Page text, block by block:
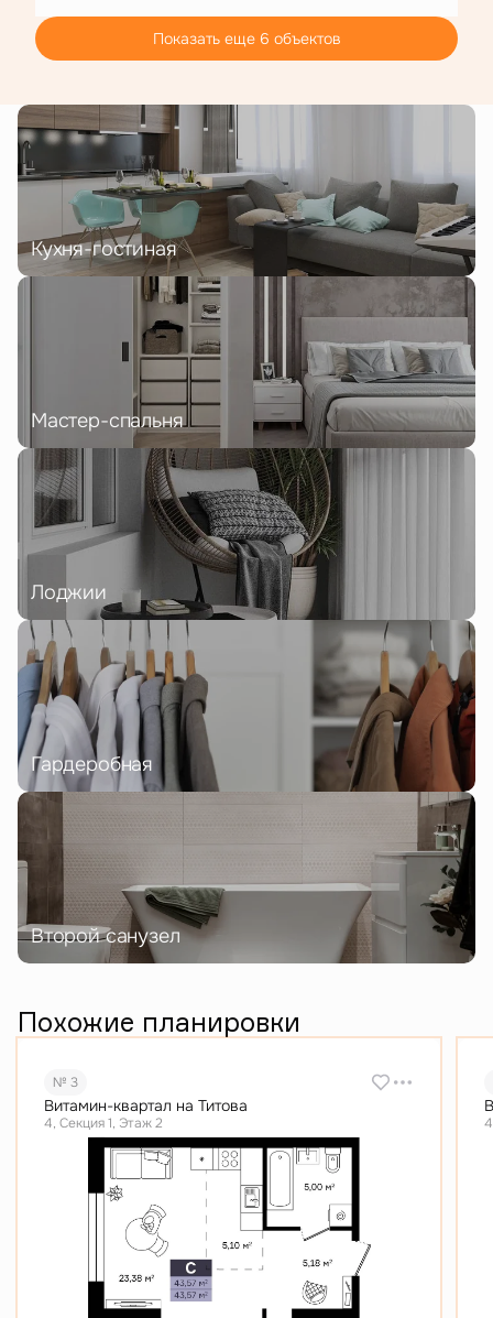
Показать еще 6 объектов
Кухня-гостиная
Мастер-спальня
Лоджии
Гардеробная
Второй санузел
Похожие планировки
№ 3
Витамин-квартал на Титова
4, Секция 1, Этаж 2